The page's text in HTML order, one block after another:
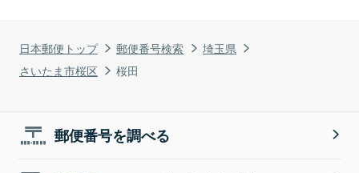
日本郵便トップ 郵便番号検索
埼玉県
さいたま市桜区
桜田
郵便番号を調べる